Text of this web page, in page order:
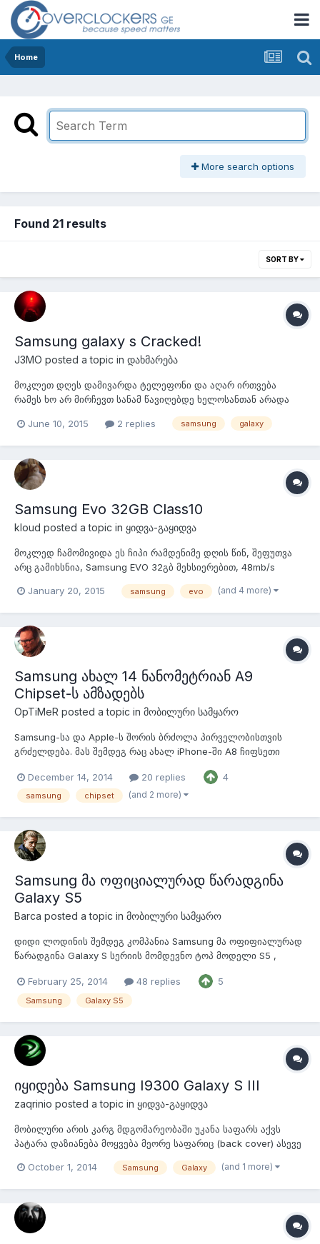
Home
More search options
Found 21 results
SORT BY
Samsung galaxy s Cracked!
J3MO posted a topic in დახმარება
მოკლეთ დღეს დამივარდა ტელეფონი და აღარ ირთვება
რამეს ხო არ მირჩევთ სანამ წავიღებდე ხელოსანთან არადა
ეხლა იქნებ შეილება ჩემით რომ აღვადგინო
June 10, 2015 2 replies samsung galaxy
Samsung Evo 32GB Class10
kloud posted a topic in ყიდვა-გაყიდვა
მოკლედ ჩამომივიდა ეს ჩიპი რამდენიმე დღის წინ, შეფუთვა
არც გამიხსნია, Samsung EVO 32გბ მეხსიერებით, 48mb/s
January 20, 2015
samsung evo (and 4 more)
Samsung ახალ 14 ნანომეტრიან A9
Chipset-ს ამზადებს
OpTiMeR posted a topic in მობილური სამყარო
Samsung-სა და Apple-ს შორის ბრძოლა პირველობისთვის
გრძელდება. მას შემდეგ რაც ახალ iPhone-ში A8 ჩიფსეთი
ფლაგმანებისთვის A9 ჩიპი გაემზადებინა. როგორც აცხადებენ
ის იქნება 14 ნანომეტრიანი. ETnews-ზე დაყრდნობით -
December 14, 2014 20 replies 4
samsung chipset (and 2 more)
Samsung მა ოფიციალურად წარადგინა
Galaxy S5
Barca posted a topic in მობილური სამყარო
დიდი ლოდინის შემდეგ კომპანია Samsung მა ოფიფიალურად
წარადგინა Galaxy S სერიის მომდევნო ტოპ მოდელი S5 ,
მიიჩნევდა რომ Samsung ის ახალ ფლაგმანში ჩადებდა
მეტალის კორპუსს და დიზაინი დაიხვეწებიდა , თუმცა ჩვენ
February 25, 2014 48 replies 5
Samsung Galaxy S5
იყიდება Samsung I9300 Galaxy S III
zaqrinio posted a topic in ყიდვა-გაყიდვა
მობილური არის კარგ მდგომარეობაში უკანა საფარს აქვს
პატარა დაზიანება მოყვება მეორე საფარიც (back cover) ასევე
დამტენი თავისი ყუთით სურათებშიც ნახავთ. ასევე მობილურსაც
ცალი სილიკონის კეისი. ფასი...
October 1, 2014 Samsung Galaxy (and 1 more)